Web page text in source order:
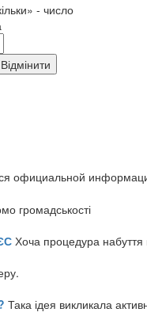
- число
официальной
громадськості
Хоча процедура набуття
Така ідея викликала